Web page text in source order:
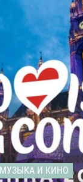
МУЗЫКА И КИНО